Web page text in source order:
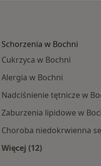
Schorzenia w Bochni
Cukrzyca w Bochni
Alergia w Bochni
Nadciśnienie tętnicze w
Zaburzenia lipidowe w
Choroba niedokrwienna
Więcej (12)